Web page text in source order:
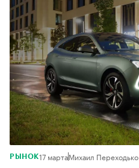
РЫНОК17 мартаМихаил Переходько